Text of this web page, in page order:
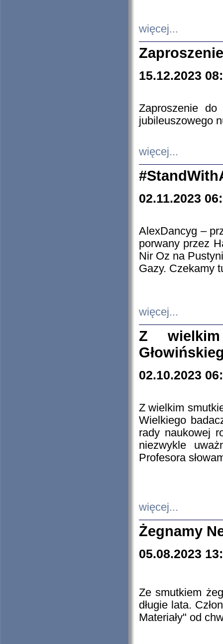
więcej...
15.12.2023
Zaproszenie do
jubileuszowego
więcej...
02.11.2023
AlexDancyg –
porwany przez
Nir Oz na
Gazy. Czekamy
więcej...
Z
02.10.2023
Z wielkim
Wielkiego
rady naukowej
niezwykle
Profesora
więcej...
Żegnamy
05.08.2023
Ze smutkiem
długie lata.
Materiały" od